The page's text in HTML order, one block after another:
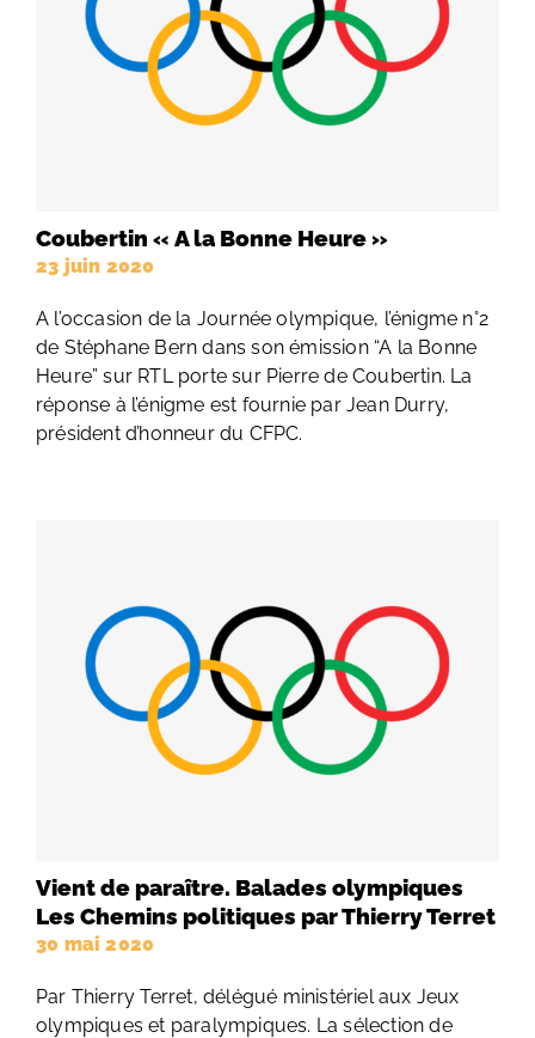
Coubertin « A la Bonne Heure »
23 juin 2020
A l’occasion de la Journée olympique, l’énigme n°2
de Stéphane Bern dans son émission “A la Bonne
Heure” sur RTL porte sur Pierre de Coubertin. La
réponse à l’énigme est fournie par Jean Durry,
président d’honneur du CFPC.
Vient de paraître. Balades olympiques
Les Chemins politiques par Thierry Terret
30 mai 2020
Par Thierry Terret, délégué ministériel aux Jeux
olympiques et paralympiques. La sélection de